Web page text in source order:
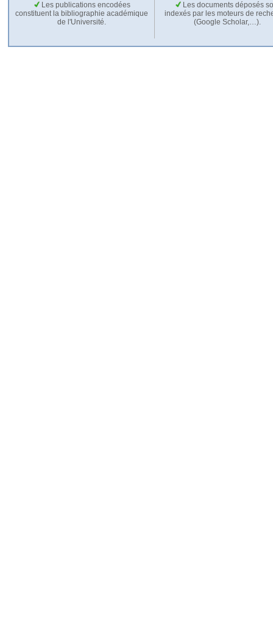
Les publications encodées
constituent la bibliographie académique
de l'Université.
Les documents déposés
indexés par les moteurs de
(Google Scholar,…).